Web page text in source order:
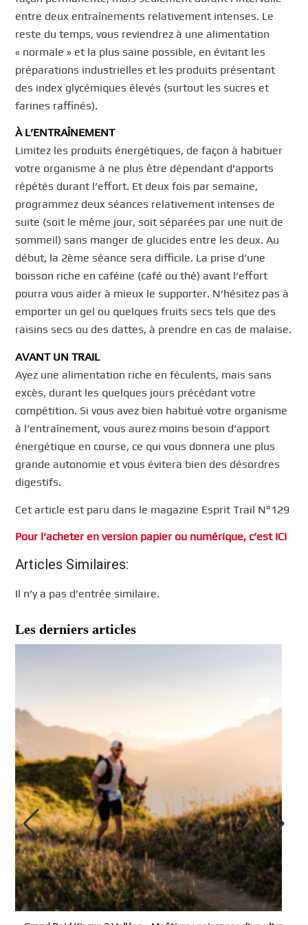
entre deux entraînements relativement intenses. Le
reste du temps, vous reviendrez à une alimentation
« normale » et la plus saine possible, en évitant les
préparations industrielles et les produits présentant
des index glycémiques élevés (surtout les sucres et
farines raffinés).
À L’ENTRAÎNEMENT
Limitez les produits énergétiques, de façon à habituer
votre organisme à ne plus être dépendant d’apports
répétés durant l’effort. Et deux fois par semaine,
programmez deux séances relativement intenses de
suite (soit le même jour, soit séparées par une nuit de
sommeil) sans manger de glucides entre les deux. Au
début, la 2ème séance sera difficile. La prise d’une
boisson riche en caféine (café ou thé) avant l’effort
pourra vous aider à mieux le supporter. N’hésitez pas à
emporter un gel ou quelques fruits secs tels que des
raisins secs ou des dattes, à prendre en cas de malaise.
AVANT UN TRAIL
Ayez une alimentation riche en féculents, mais sans
excès, durant les quelques jours précédant votre
compétition. Si vous avez bien habitué votre organisme
à l’entraînement, vous aurez moins besoin d’apport
énergétique en course, ce qui vous donnera une plus
grande autonomie et vous évitera bien des désordres
digestifs.
Cet article est paru dans le magazine Esprit Trail N°129
Pour l’acheter en version papier ou numérique, c’est ICI
Articles Similaires:
Il n’y a pas d’entrée similaire.
Les derniers articles